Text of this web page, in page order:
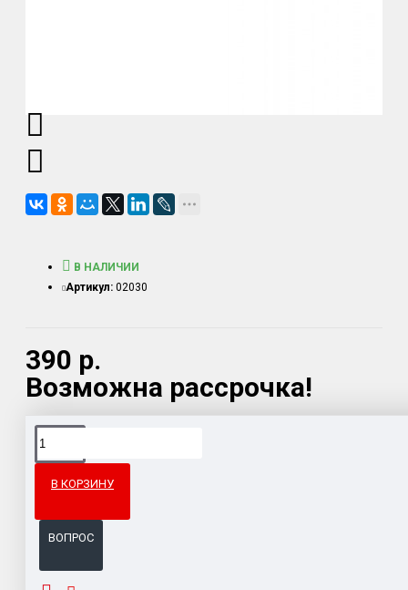
390 р.
Возможна рассрочка!
В НАЛИЧИИ
Артикул: 02030
В КОРЗИНУ
ВОПРОС
Доставка товара по всему Таможенному союзу.
ОПИСАНИЕ